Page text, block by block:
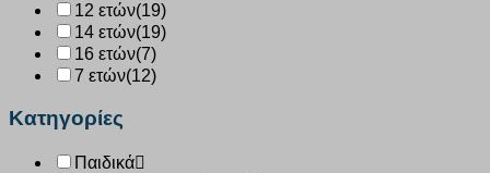
12 ετών(19)
14 ετών(19)
16 ετών(7)
7 ετών(12)
Κατηγορίες
Παιδικά